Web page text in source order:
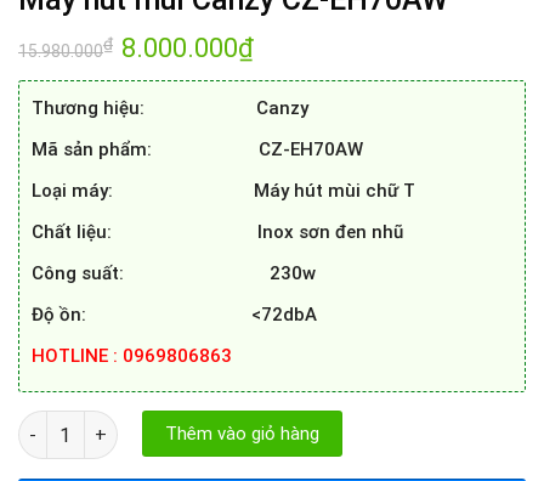
15.980.000₫ Giá
gốc
là:
8.000.000₫Giá
tại
8.000.000₫.
Thương hiệu: Canzy
Mã sản phẩm: CZ-EH70AW
Loại máy: Máy hút mùi chữ T
Chất liệu: Inox sơn đen nhũ
Công suất: 230w
Độ ồn: <72dbA
HOTLINE : 0969806863
Máy hút mùi Canzy CZ-EH70AW số lượng
Thêm vào giỏ hàng